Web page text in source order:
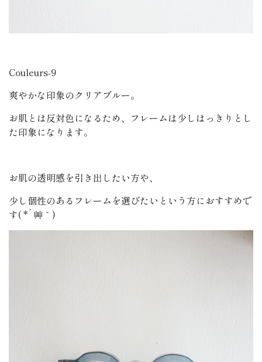
Couleurs-9
爽やかな印象のクリアブルー。
お肌とは反対色になるため、フレームは少しはっきりとし
た印象になります。
お肌の透明感を引き出したい方や、
少し個性のあるフレームを選びたいという方におすすめで
す( *´艸｀)